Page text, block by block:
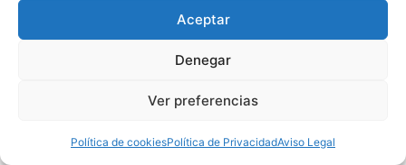
Aceptar
Denegar
Ver preferencias
Política de cookiesPolítica de PrivacidadAviso Legal
Mapa del sitio